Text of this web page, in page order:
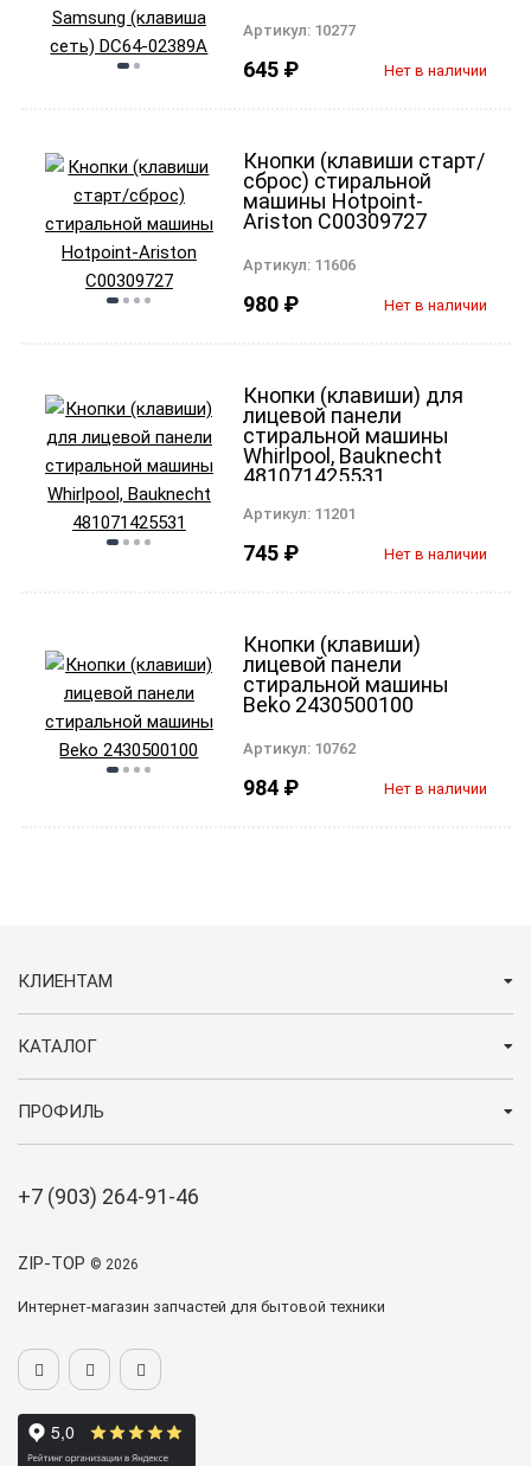
Артикул: 10277
645 ₽ Нет в наличии
Кнопки (клавиши старт/
сброс) стиральной
машины Hotpoint-
Ariston C00309727
Артикул: 11606
980 ₽ Нет в наличии
Кнопки (клавиши) для
лицевой панели
стиральной машины
Whirlpool, Bauknecht
481071425531
Артикул: 11201
745 ₽ Нет в наличии
Кнопки (клавиши)
лицевой панели
стиральной машины
Beko 2430500100
Артикул: 10762
984 ₽ Нет в наличии
ZIP-TOP © 2026
Интернет-магазин запчастей для бытовой техники
КЛИЕНТАМ
КАТАЛОГ
ПРОФИЛЬ
+7 (903) 264-91-46